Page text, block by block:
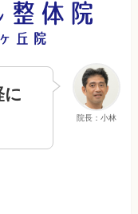
院長：小林
に